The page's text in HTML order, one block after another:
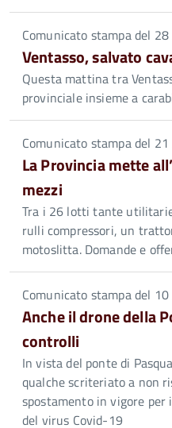
Comunicato stampa del
Ventasso, salvato
Questa mattina tra
provinciale insieme a
Comunicato stampa del
La Provincia mette
mezzi
Tra i 26 lotti tante
rulli compressori, un
motoslitta. Domande e
Comunicato stampa del
Anche il drone della
controlli
In vista del ponte di
qualche scriteriato a non
spostamento in vigore
del virus Covid-19